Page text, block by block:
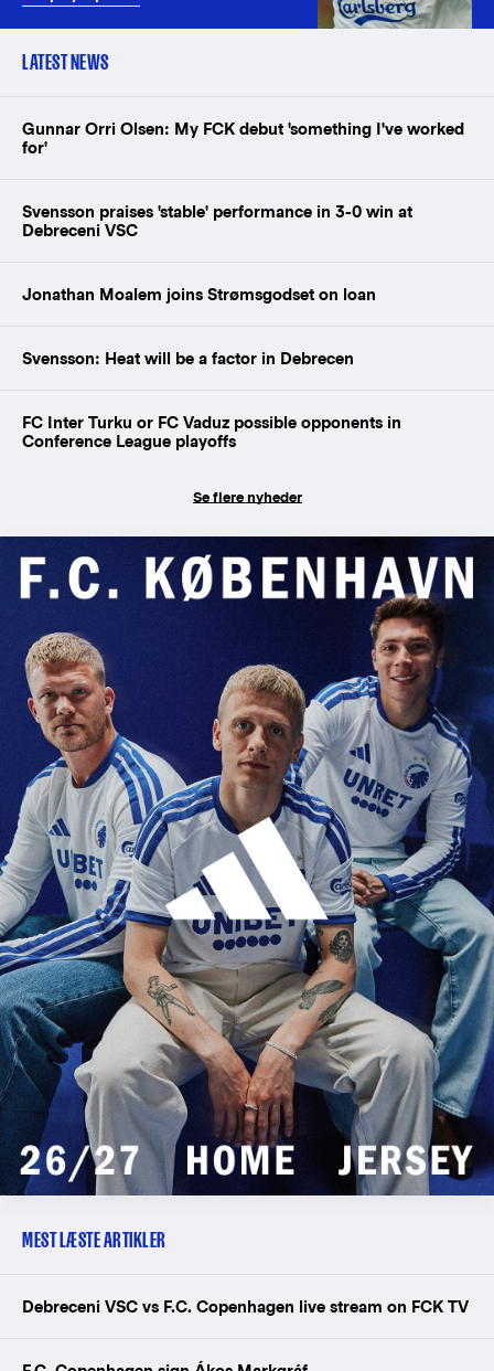
LATEST NEWS
Gunnar Orri Olsen: My FCK debut 'something I've worked
for'
Svensson praises 'stable' performance in 3-0 win at
Debreceni VSC
Jonathan Moalem joins Strømsgodset on loan
Svensson: Heat will be a factor in Debrecen
FC Inter Turku or FC Vaduz possible opponents in
Conference League playoffs
Se flere nyheder
MEST LÆSTE ARTIKLER
Debreceni VSC vs F.C. Copenhagen live stream on FCK TV